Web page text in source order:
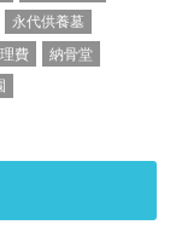
永代供養墓
費
納骨堂